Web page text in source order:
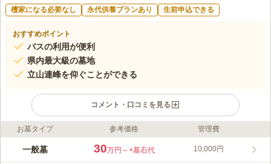
檀家になる必要なし 永代供養プランあり 生前申込できる
おすすめポイント
バスの利用が便利
県内最大級の墓地
立山連峰を仰ぐことができる
コメント・口コミを見る
ライフドット編集部のコメント
立山連峰を望む呉羽丘陵の麓に位置している寺院墓地です。 県
お墓タイプ 参考価格 管理費
一般墓 30万円～+墓石代 10,000円